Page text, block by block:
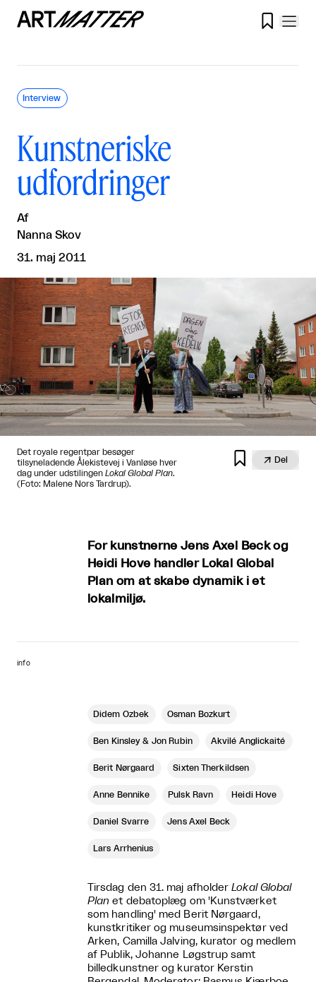

Kunstneriske
udfordringer
Af
Nanna Skov
31. maj 2011
Interview
Det royale regentpar besøger
tilsyneladende Ålekistevej i Vanløse hver
dag under udstilingen Lokal Global Plan.
(Foto: Malene Nors Tardrup).
  Del
For kunstnerne Jens Axel Beck og
Heidi Hove handler Lokal Global
Plan om at skabe dynamik i et
lokalmiljø.
info
Didem Özbek Osman Bozkurt
Ben Kinsley & Jon Rubin Akvilé Anglickaité
Berit Nørgaard Sixten Therkildsen
Anne Bennike Pulsk Ravn Heidi Hove
Daniel Svarre Jens Axel Beck
Lars Arrhenius
Tirsdag den 31. maj afholder Lokal Global
Plan et debatoplæg om 'Kunstværket
som handling' med Berit Nørgaard,
kunstkritiker og museumsinspektør ved
Arken, Camilla Jalving, kurator og medlem
af Publik, Johanne Løgstrup samt
billedkunstner og kurator Kerstin